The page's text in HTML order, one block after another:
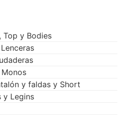
Top y Bodies
y faldas y Short
y Legins